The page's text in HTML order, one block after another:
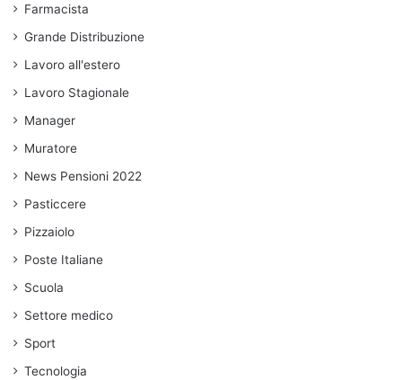
Farmacista
Grande Distribuzione
Lavoro all'estero
Lavoro Stagionale
Manager
Muratore
News Pensioni 2022
Pasticcere
Pizzaiolo
Poste Italiane
Scuola
Settore medico
Sport
Tecnologia